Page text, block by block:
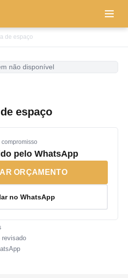
de espaço
não disponível
espaço
pelo WhatsApp
ORÇAMENTO
no WhatsApp
revisado